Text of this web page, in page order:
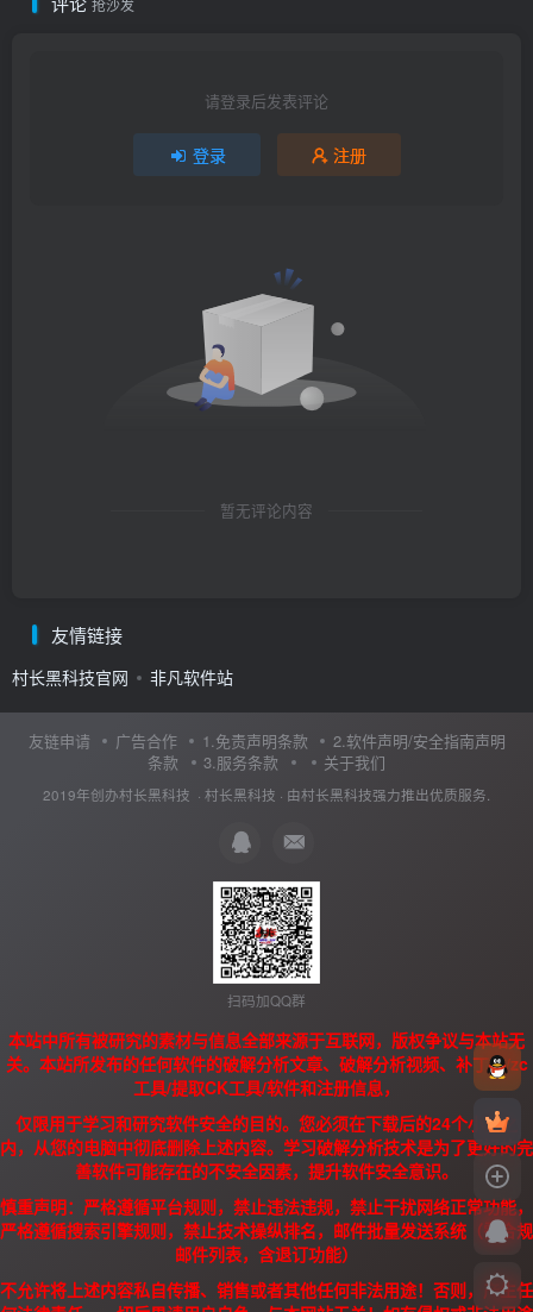
请登录后发表评论
登录 注册
暂无评论内容
友情链接
村长黑科技官网 非凡软件站
友链申请 广告合作 1.免责声明条款
2.软件声明/安全指南声明
条款
3.服务条款 关于我们
2019年创办村长黑科技 · 村长黑科技 · 由村长黑科技强力推出优质服务.
扫码加QQ群
本站中所有被研究的素材与信息全部来源于互联网，版权争议与本站无
关。本站所发布的任何软件的破解分析文章、破解分析视频、补丁、/zc
工具/提取CK工具/软件和注册信息，
仅限用于学习和研究软件安全的目的。您必须在下载后的24个小时之
内，从您的电脑中彻底删除上述内容。学习破解分析技术是为了更好的完
善软件可能存在的不安全因素，提升软件安全意识。
慎重声明：严格遵循平台规则，禁止违法违规，禁止干扰网络正常功能，
严格遵循搜索引擎规则，禁止技术操纵排名，邮件批量发送系统（需合规
邮件列表，含退订功能）
不允许将上述内容私自传播、销售或者其他任何非法用途！否则，产生任